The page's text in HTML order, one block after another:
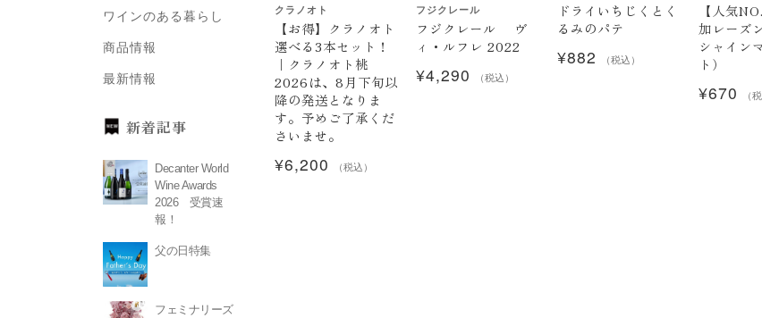
クラノオト
【お得】クラノオト
選べる3本セット！
｜クラノオト桃
2026は、8月下旬以
降の発送となりま
す。予めご了承くだ
さいませ。
¥6,200 （税込）
フジクレール
フジクレール ヴ
ィ・ルフレ 2022
¥4,290 （税込）
ドライいちじくとく
るみのパテ
¥882 （税込）
【人気
加レーズ
シャイン
ト）
¥670 （
ワインのある暮らし
商品情報
最新情報
新着記事
Decanter World
Wine Awards
2026 受賞速
報！
父の日特集
フェミナリーズ